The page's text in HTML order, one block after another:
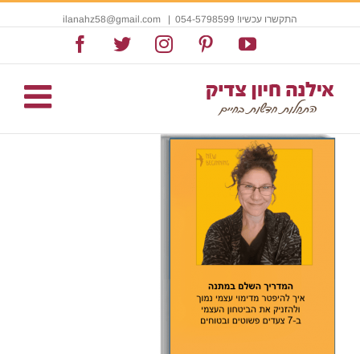
התקשרו עכשיו! 054-5798599 |
YouTube
Pinterest
Instagram
Twitter